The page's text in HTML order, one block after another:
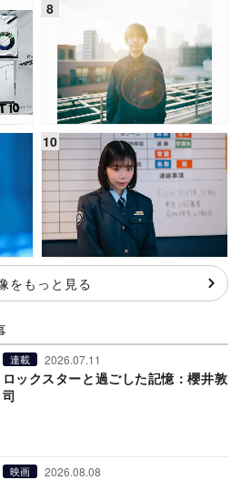
をもっと見る
連載 2026.07.11
ロックスターと過ごした記憶：櫻井敦
司
映画 2026.08.08